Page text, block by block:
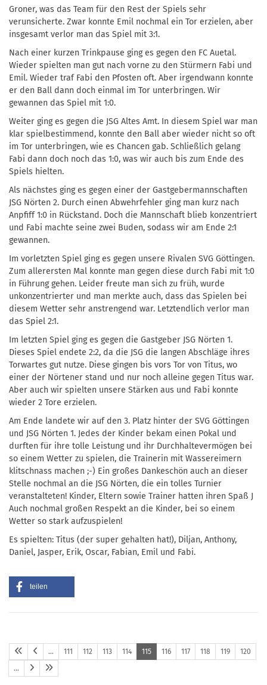
Groner, was das Team für den Rest der Spiels sehr
verunsicherte. Zwar konnte Emil nochmal ein Tor erzielen, aber
insgesamt verlor man das Spiel mit 3:1.
Nach einer kurzen Trinkpause ging es gegen den FC Auetal.
Wieder spielten man gut nach vorne zu den Stürmern Fabi und
Emil. Wieder traf Fabi den Pfosten oft. Aber irgendwann konnte
er den Ball dann doch einmal im Tor unterbringen. Wir
gewannen das Spiel mit 1:0.
Weiter ging es gegen die JSG Altes Amt. In diesem Spiel war man
klar spielbestimmend, konnte den Ball aber wieder nicht so oft
im Tor unterbringen, wie es Chancen gab. Schließlich gelang
Fabi dann doch noch das 1:0, was wir auch bis zum Ende des
Spiels hielten.
Als nächstes ging es gegen einer der Gastgebermannschaften
JSG Nörten 2. Durch einen Abwehrfehler ging man kurz nach
Anpfiff 1:0 in Rückstand. Doch die Mannschaft blieb konzentriert
und Fabi machte seine zwei Buden, sodass wir am Ende 2:1
gewannen.
Im vorletzten Spiel ging es gegen unsere Rivalen SVG Göttingen.
Zum allerersten Mal konnte man gegen diese durch Fabi mit 1:0
in Führung gehen. Leider freute man sich zu früh, wurde
unkonzentrierter und man merkte auch, dass das Spielen bei
diesem Wetter sehr anstrengend war. Letztendlich verlor man
das Spiel 2:1.
Im letzten Spiel ging es gegen die Gastgeber JSG Nörten 1.
Dieses Spiel endete 2:2, da die JSG die langen Abschläge ihres
Torwartes gut nutze. Diese gingen bis vors Tor von Titus, wo
einer der Nörtener stand und nur noch alleine gegen Titus war.
Aber auch wir spielten unsere Stärken aus und Fabi konnte
wieder 2 Tore erzielen.
Am Ende landete wir auf den 3. Platz hinter der SVG Göttingen
und JSG Nörten 1. Jedes der Kinder bekam einen Pokal und
durften für ihre tolle Leistung und ihr Durchhaltevermögen bei
so einem Wetter zu spielen, die Trainerin mit Wassereimern
klitschnass machen ;-) Ein großes Dankeschön auch an dieser
Stelle nochmal an die JSG Nörten, die ein tolles Turnier
veranstalteten! Kinder, Eltern sowie Trainer hatten ihren Spaß J
Auch nochmal großen Respekt an die Kinder, bei so einem
Wetter so stark aufzuspielen!
Es spielten: Titus (der super gehalten hat!), Diljan, Anthony,
Daniel, Jasper, Erik, Oscar, Fabian, Emil und Fabi.
teilen
… 111 112 113 114 115 116 117 118 119
120
…